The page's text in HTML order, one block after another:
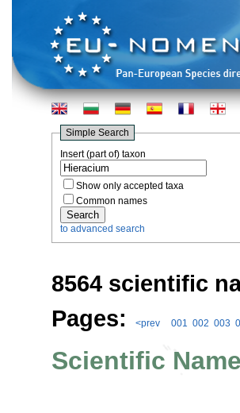
Simple Search
Insert (part of) taxon
Show only accepted taxa
Common names
to advanced search
8564 scientific
Pages:
<prev 001 002 003
Scientific